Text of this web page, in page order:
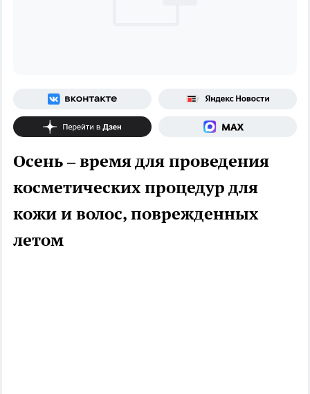
Осень – время для проведения
косметических процедур для
кожи и волос, поврежденных
летом